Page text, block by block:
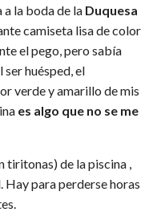
a la boda de la Duquesa
camiseta lisa de color
el pego, pero sabía
huésped, el
verde y amarillo de mis
es algo que no se me
de la piscina ,
Hay para perderse horas